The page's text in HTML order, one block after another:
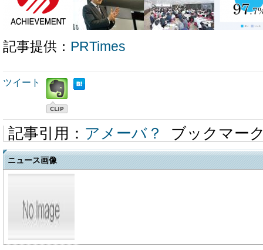
記事提供： PRTimes
ツイート
記事引用： アメーバ？ ブックマー
ニュース画像